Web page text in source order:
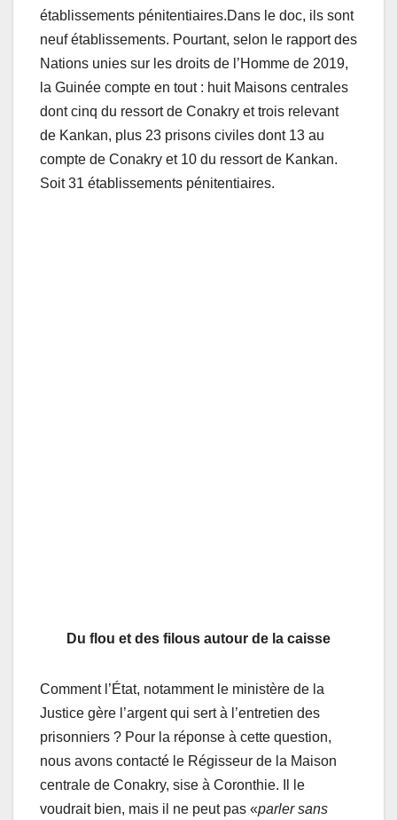
établissements pénitentiaires.Dans le doc, ils sont
neuf établissements. Pourtant, selon le rapport des
Nations unies sur les droits de l’Homme de 2019,
la Guinée compte en tout : huit Maisons centrales
dont cinq du ressort de Conakry et trois relevant
de Kankan, plus 23 prisons civiles dont 13 au
compte de Conakry et 10 du ressort de Kankan.
Soit 31 établissements pénitentiaires.
Du flou et des filous autour de la caisse
Comment l’État, notamment le ministère de la
Justice gère l’argent qui sert à l’entretien des
prisonniers ? Pour la réponse à cette question,
nous avons contacté le Régisseur de la Maison
centrale de Conakry, sise à Coronthie. Il le
voudrait bien, mais il ne peut pas «parler sans